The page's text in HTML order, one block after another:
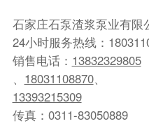
石家庄石泵渣浆泵业有限
24小时服务热线：
销售电话： 13832329805
、 18031108870、
13393215309
传真：0311-83050889